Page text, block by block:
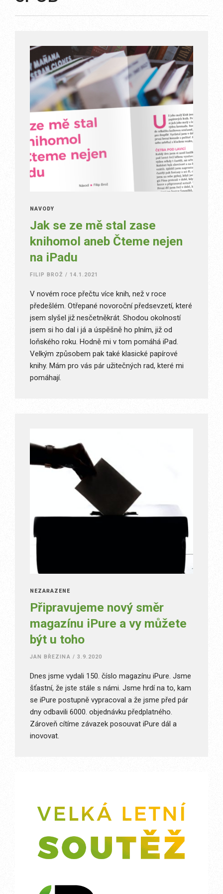
NÁVODY
Jak se ze mě stal zase
knihomol aneb Čteme nejen
na iPadu
FILIP BROŽ / 14.1.2021
V novém roce přečtu více knih, než v roce
předešlém. Otřepané novoroční předsevzetí, které
jsem slyšel již nesčetněkrát. Shodou okolností
jsem si ho dal i já a úspěšně ho plním, již od
loňského roku. Hodně mi v tom pomáhá iPad.
Velkým způsobem pak také klasické papírové
knihy. Mám pro vás pár užitečných rad, které mi
pomáhají.
NEZAŘAZENÉ
Připravujeme nový směr
magazínu iPure a vy můžete
být u toho
JAN BŘEZINA / 3.9.2020
Dnes jsme vydali 150. číslo magazínu iPure. Jsme
šťastní, že jste stále s námi. Jsme hrdí na to, kam
se iPure postupně vypracoval a že jsme před pár
dny odbavili 6000. objednávku předplatného.
Zároveň cítíme závazek posouvat iPure dál a
inovovat.